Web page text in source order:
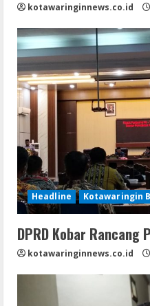
kotawaringinnews.co.id
Headline Kotawaringin
DPRD Kobar Rancang
kotawaringinnews.co.id